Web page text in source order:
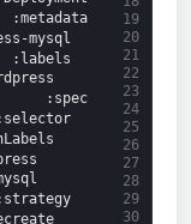
19
20
21
22
23
24
25
26
27
28
29
30
metadata
:
mysql
labels
:
spec
:
selector
strategy